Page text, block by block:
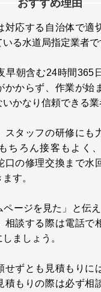
おすすめ理由
対応する自治体で適
る水道局指定業者で
早朝含む24時間365
かからず、作業が始
かなり信頼できる業
スタッフの研修にも
ちろん接客もよく
口の修理交換まで水
す。
ページを見た」と伝
相談する際は電話で
ましょう。
せずとも見積もりに
積もりの際は必ず相